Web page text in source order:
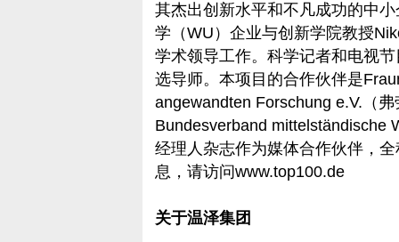
其杰出创新水平和不凡成功的中
学（WU）企业与创新学院教授
学术领导工作。科学记者和电视
选导师。本项目的合作伙伴是
angewandten Forschung e.V.（
Bundesverband mittelständische
经理人杂志作为媒体合作伙伴，
息，请访问www.top100.de
关于温泽集团